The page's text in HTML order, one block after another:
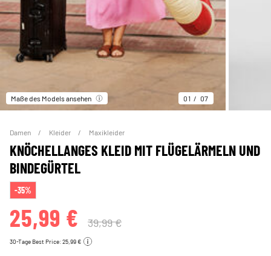
Maße des Models ansehen 01 07
Damen Kleider Maxikleider
KNÖCHELLANGES KLEID MIT FLÜGELÄRMELN UND
BINDEGÜRTEL
-35%
25,99 € 39,99 €
30-Tage Best Price: 25,99 €